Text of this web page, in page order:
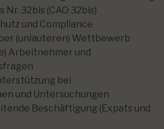
32bis (CAO 32bis)
und Compliance
(unlauteren) Wettbewerb
Arbeitnehmer und
bei
und Untersuchungen
Beschäftigung (Expats und